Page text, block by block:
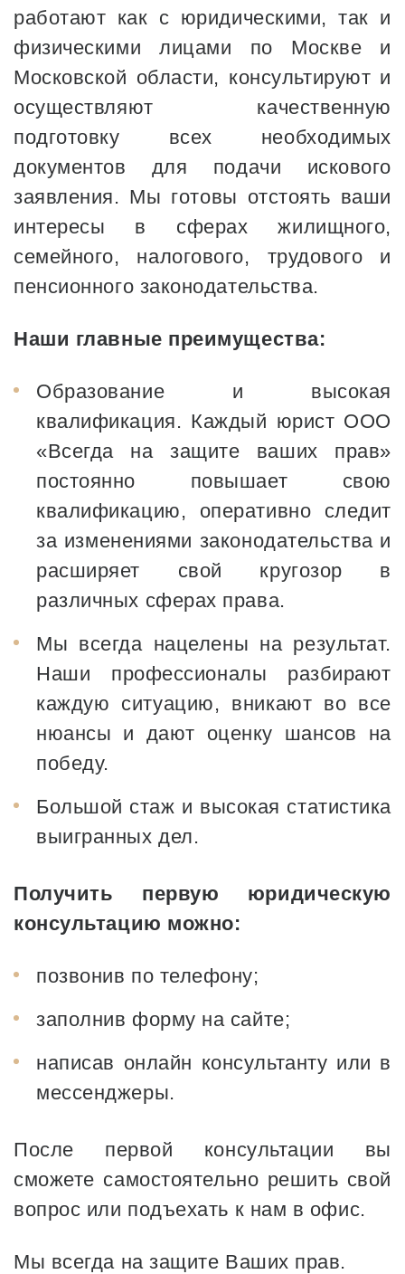
работают как с юридическими, так и
физическими лицами по Москве и
Московской области, консультируют и
осуществляют качественную
подготовку всех необходимых
документов для подачи искового
заявления. Мы готовы отстоять ваши
интересы в сферах жилищного,
семейного, налогового, трудового и
пенсионного законодательства.
Наши главные преимущества:
Образование и высокая
квалификация. Каждый юрист ООО
«Всегда на защите ваших прав»
постоянно повышает свою
квалификацию, оперативно следит
за изменениями законодательства и
расширяет свой кругозор в
различных сферах права.
Мы всегда нацелены на результат.
Наши профессионалы разбирают
каждую ситуацию, вникают во все
нюансы и дают оценку шансов на
победу.
Большой стаж и высокая статистика
выигранных дел.
Получить первую юридическую
консультацию можно:
позвонив по телефону;
заполнив форму на сайте;
написав онлайн консультанту или в
мессенджеры.
После первой консультации вы
сможете самостоятельно решить свой
вопрос или подъехать к нам в офис.
Мы всегда на защите Ваших прав.